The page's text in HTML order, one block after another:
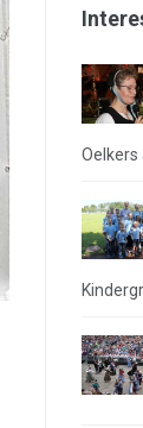
Oelkers